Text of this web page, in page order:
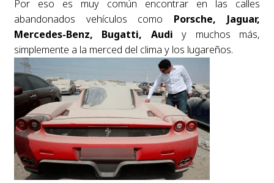
Por eso es muy común encontrar en las calles
abandonados vehículos como Porsche, Jaguar,
Mercedes-Benz, Bugatti, Audiy muchos más,
simplemente a la merced del clima y los lugareños.